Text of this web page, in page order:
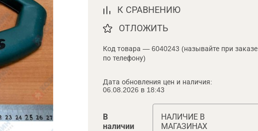
К СРАВНЕНИЮ
ОТЛОЖИТЬ
Код товара — 6040243 (называйте при заказе
по телефону)
Дата обновления цен и наличия:
06.08.2026 в 18:43
В
наличии
НАЛИЧИЕ В
МАГАЗИНАХ